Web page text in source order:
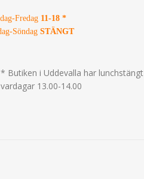
Fredag 11-18 *
Söndag STÄNGT
* Butiken i Uddevalla har lunchstängt
vardagar 13.00-14.00